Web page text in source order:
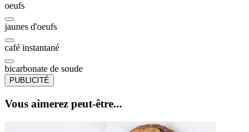
oeufs
jaunes d'oeufs
café instantané
bicarbonate de soude
PUBLICITÉ
Vous aimerez peut-être...